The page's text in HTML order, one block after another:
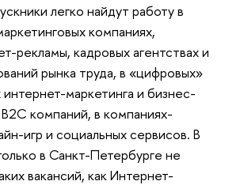
легко найдут работу в
компаниях,
рекламы, кадровых агентствах и
рынка труда, в «цифровых»
интернет-маркетинга и бизнес-
компаний, в компаниях-
игр и социальных сервисов. В
в Санкт-Петербурге не
вакансий, как Интернет-